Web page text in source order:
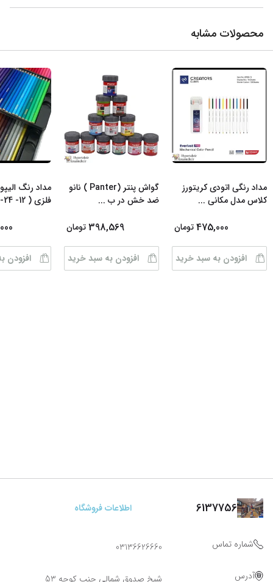
محصولات مشابه
مداد رنگی اتودی کریتورز
کلاس مدل مکانی ...
475,000 تومان
افزودن به سبد خرید
گواش پنتر (Panter ) نانو
ضد خش در ب ...
398,569 تومان
افزودن به سبد خرید
مداد رنگ
فلزی ( 12- 24- 3
افزودن
6137756 اطلاعات فروشگاه
شماره تماس 03136626660
آدرس شیخ صدوق شمالی جنب کوچه 53